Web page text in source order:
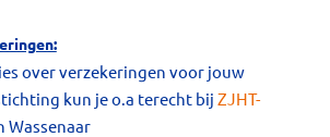
over verzekeringen voor jouw
kun je o.a terecht bij ZJHT-
Wassenaar